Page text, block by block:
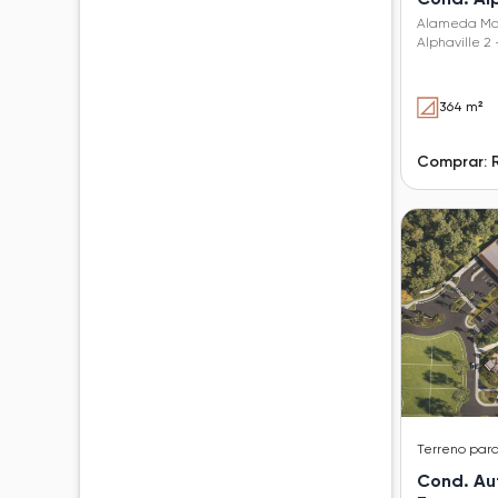
Alameda
Alphaville 2
364 m²
Comprar:
Terreno
Cond.